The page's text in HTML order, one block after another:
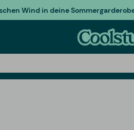
Wind in deine